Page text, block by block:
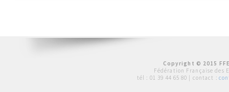
Copyright © 2015
Fédération Française des
tél : 01 39 44 65 80 | contact :